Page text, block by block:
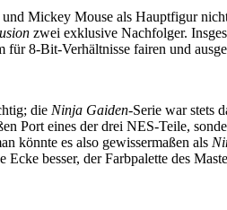
Mickey Mouse als Hauptfigur
zwei exklusive Nachfolger.
8-Bit-Verhältnisse fairen und
die Ninja Gaiden-Serie war stets
Port eines der drei NES-Teile,
könnte es also gewissermaßen als
besser, der Farbpalette des